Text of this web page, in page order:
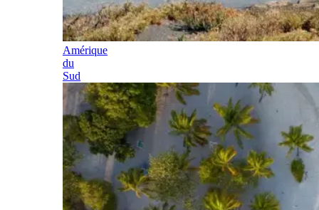
Amérique
du
Sud